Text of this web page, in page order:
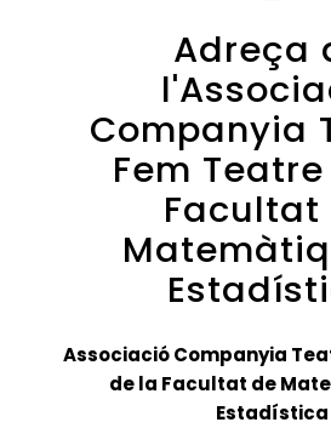
Adreça
Companyia
Fem
Facultat
Associació Companyia
de la Facultat de
Estadística